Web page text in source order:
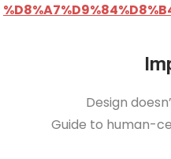
– Guide to human-